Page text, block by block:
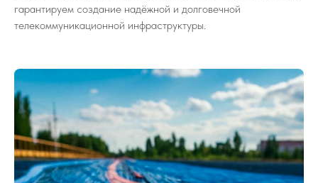
гарантируем создание надёжной и долговечной
телекоммуникационной инфраструктуры.